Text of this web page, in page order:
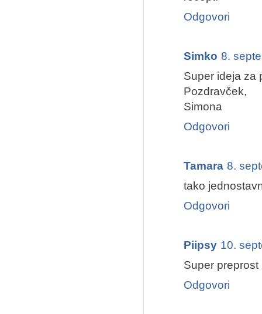
Odgovori
Simko 8.
Super ideja za
Pozdravček,
Simona
Odgovori
Tamara 8.
tako
Odgovori
Piipsy 10.
Super
Odgovori